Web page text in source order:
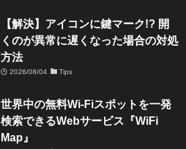
【解決】アイコンに鍵マーク!? 開
くのが異常に遅くなった場合の対処
方法
2026/08/04 Tips
世界中の無料Wi-Fiスポットを一発
検索できるWebサービス『WiFi
Map』